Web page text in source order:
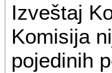
Izveštaj
Komisija
pojedinih